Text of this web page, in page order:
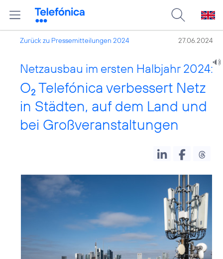
Zurück zu Pressemitteilungen 2024 27.06.2024
Netzausbau im ersten Halbjahr 2024:
O2 Telefónica verbessert Netz
in Städten, auf dem Land und
bei Großveranstaltungen